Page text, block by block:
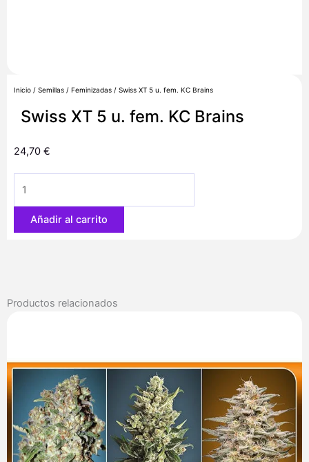
Inicio / Semillas / Feminizadas / Swiss XT 5 u. fem. KC Brains
Swiss XT 5 u. fem. KC Brains
24,70 €
XT
u.
cantidad
Añadir al carrito
Productos relacionados